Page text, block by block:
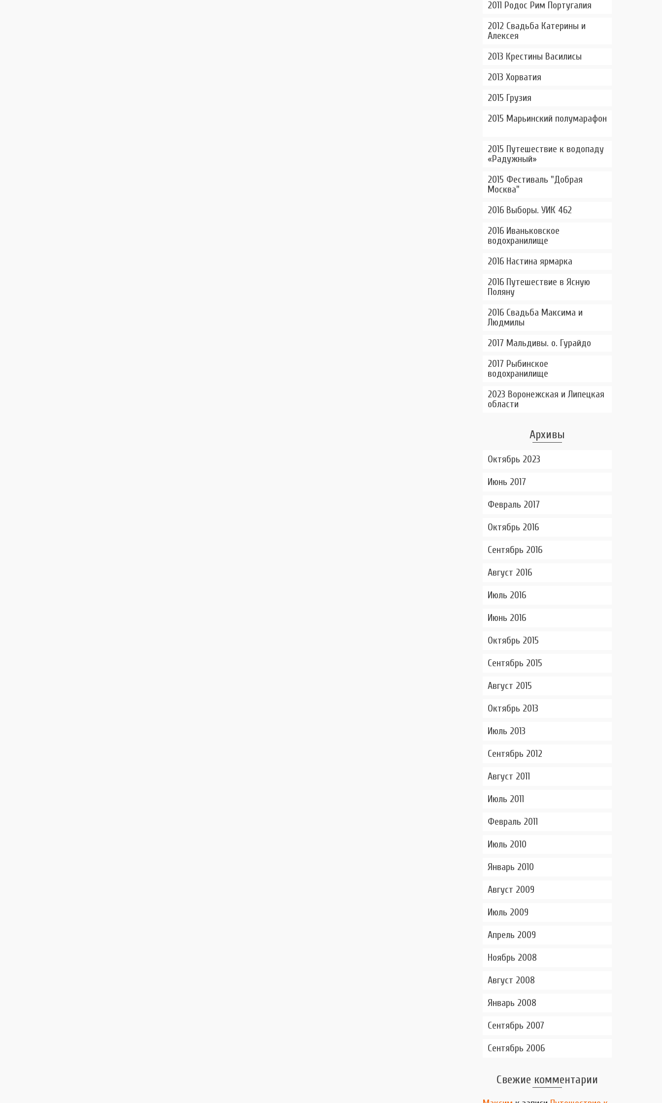
2011 Родос Рим Португалия
2012 Свадьба Катерины и
Алексея
2013 Крестины Василисы
2013 Хорватия
2015 Грузия
2015 Марьинский полумарафон
2015 Путешествие к водопаду
«Радужный»
2015 Фестиваль "Добрая
Москва"
2016 Выборы. УИК 462
2016 Иваньковское
водохранилище
2016 Настина ярмарка
2016 Путешествие в Ясную
Поляну
2016 Свадьба Максима и
Людмилы
2017 Мальдивы. о. Гурайдо
2017 Рыбинское
водохранилище
2023 Воронежская и Липецкая
области
Архивы
Октябрь 2023
Июнь 2017
Февраль 2017
Октябрь 2016
Сентябрь 2016
Август 2016
Июль 2016
Июнь 2016
Октябрь 2015
Сентябрь 2015
Август 2015
Октябрь 2013
Июль 2013
Сентябрь 2012
Август 2011
Июль 2011
Февраль 2011
Июль 2010
Январь 2010
Август 2009
Июль 2009
Апрель 2009
Ноябрь 2008
Август 2008
Январь 2008
Сентябрь 2007
Сентябрь 2006
Свежие комментарии